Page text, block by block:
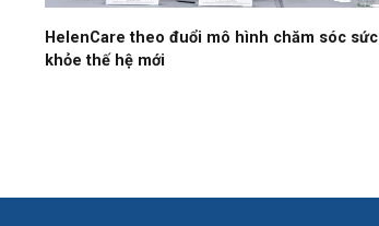
HelenCare theo đuổi mô hình chăm sóc sức
khỏe thế hệ mới